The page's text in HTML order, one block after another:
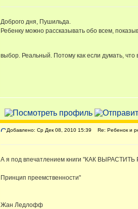
Доброго дня, Пушильда.
Ребенку можно рассказывать обо всем,
выбор. Реальный. Потому как если думать, что
Добавлено: Ср Дек 08, 2010 15:39 Re: Ребенок и
А я под впечатлением книги "КАК
Принцип преемственности"
Жан Ледлофф